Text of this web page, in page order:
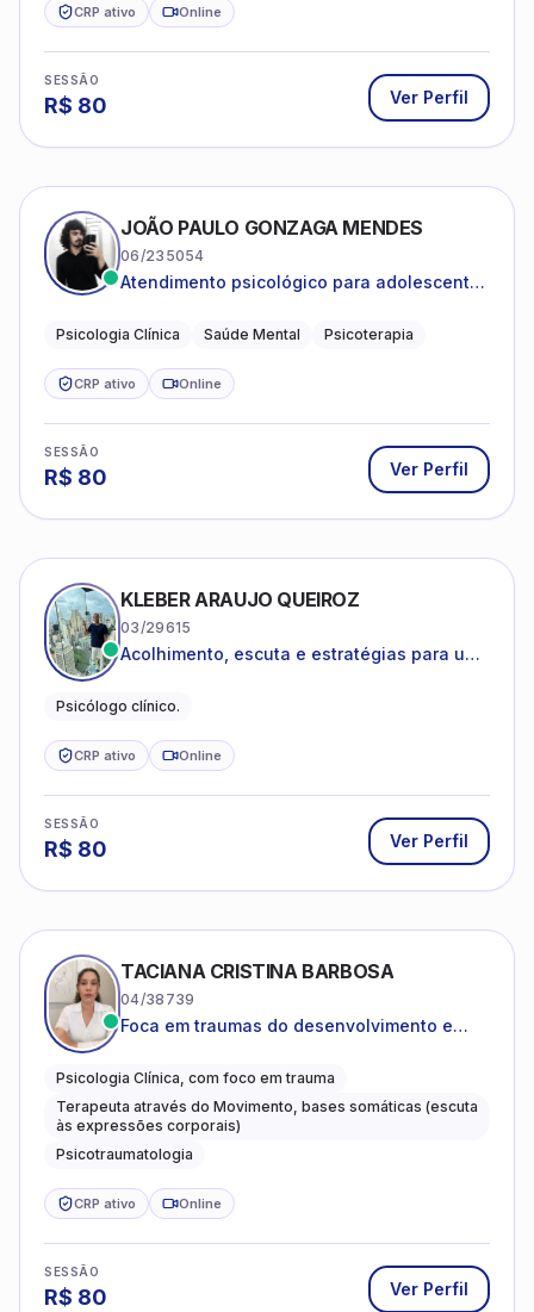
CRP ativo Online
SESSÃO
R$ 80 Ver Perfil
JOÃO PAULO GONZAGA MENDES
06/235054
Atendimento psicológico para adolescentes
depressão e autoestima.
Psicologia Clínica Saúde Mental Psicoterapia
CRP ativo Online
SESSÃO
R$ 80 Ver Perfil
KLEBER ARAUJO QUEIROZ
03/29615
Acolhimento, escuta e estratégias para uma
Psicólogo clínico.
CRP ativo Online
SESSÃO
R$ 80 Ver Perfil
TACIANA CRISTINA BARBOSA
04/38739
Foca em traumas do desenvolvimento e
Psicologia Clínica, com foco em trauma
Terapeuta através do Movimento, bases somáticas (escuta
às expressões corporais)
Psicotraumatologia
CRP ativo Online
SESSÃO
R$ 80 Ver Perfil